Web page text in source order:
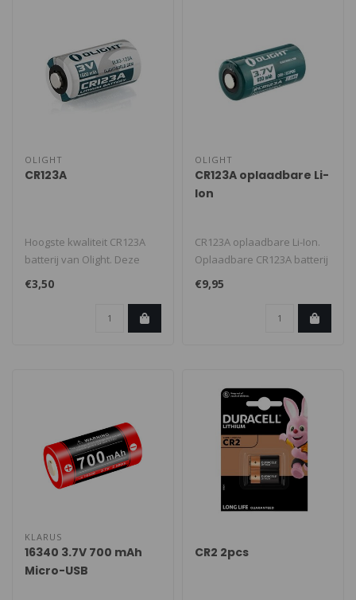
OLIGHT
CR123A
Hoogste kwaliteit CR123A
batterij van Olight. Deze
batterij is zeer geschikt vo..
€3,50
OLIGHT
CR123A oplaadbare Li-
Ion
CR123A oplaadbare Li-Ion.
Oplaadbare CR123A batterij
3.7 Volt 650mAh 2,4 Wh. Ste..
€9,95
KLARUS
16340 3.7V 700 mAh
Micro-USB
CR2 2pcs